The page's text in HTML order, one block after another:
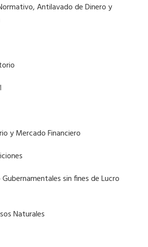
Antilavado de Dinero y
y Mercado Financiero
sin fines de Lucro
Naturales